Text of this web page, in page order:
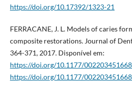
https://doi.org/10.17392/1323-21
FERRACANE, J. L. Models of caries
composite restorations. Journal of
364-371, 2017. Disponível em:
https://doi.org/10.1177/
https://doi.org/10.1177/